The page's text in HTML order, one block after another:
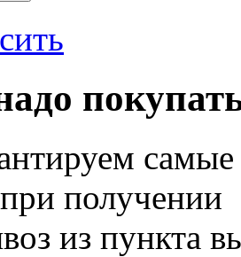
получении
из пункта